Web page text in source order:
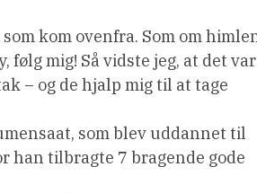
kom ovenfra. Som om
mig! Så vidste jeg, at det var
– og de hjalp mig til at tage
som blev uddannet til
tilbragte 7 bragende gode